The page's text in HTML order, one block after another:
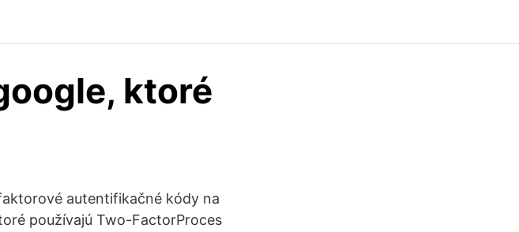
ktoré
autentifikačné kódy na
používajú Two-FactorProces